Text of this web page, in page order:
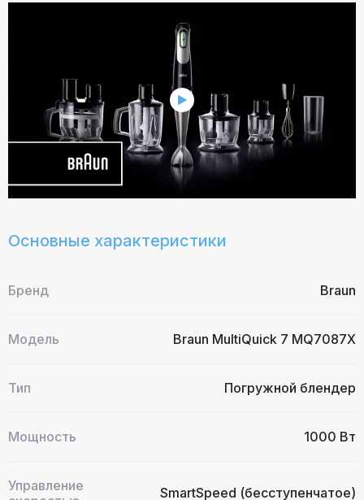
Основные характеристики
Бренд Braun
Модель Braun MultiQuick 7 MQ7087X
Тип Погружной блендер
Мощность 1000 Вт
Управление
SmartSpeed (бесступенчатое)